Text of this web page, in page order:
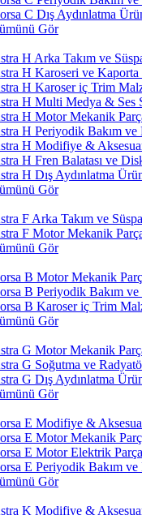
C Dış Aydınlatma
Gör
H Arka Takım ve
H Karoseri ve
H Karoser iç Trim
H Multi Medya & Ses
H Motor Mekanik
H Periyodik Bakım ve
H Modifiye &
H Fren Balatası ve
H Dış Aydınlatma
Gör
F Arka Takım ve
F Motor Mekanik
Gör
B Motor Mekanik
B Periyodik Bakım
B Karoser iç Trim
Gör
G Motor Mekanik
G Soğutma ve
G Dış Aydınlatma
Gör
E Modifiye &
E Motor Mekanik
E Motor Elektrik
E Periyodik Bakım ve
Gör
K Modifiye &